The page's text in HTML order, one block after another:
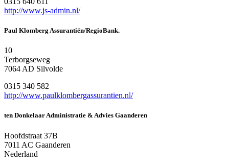
http://www.js-admin.nl/
Paul Klomberg Assurantiën/RegioBank.
10
Terborgseweg
7064 AD Silvolde
0315 340 582
http://www.paulklombergassurantien.nl/
ten Donkelaar Administratie & Advies Gaanderen
Hoofdstraat 37B
7011 AC Gaanderen
Nederland